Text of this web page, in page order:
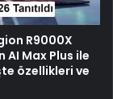
R9000X
AI Max Plus ile
özellikleri ve